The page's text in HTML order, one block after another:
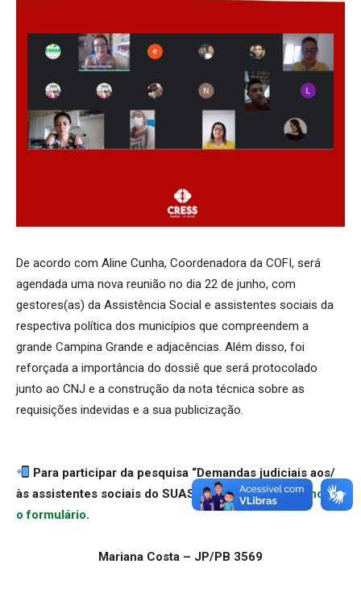
De acordo com Aline Cunha, Coordenadora da COFI, será
agendada uma nova reunião no dia 22 de junho, com
gestores(as) da Assistência Social e assistentes sociais da
respectiva política dos municípios que compreendem a
grande Campina Grande e adjacências. Além disso, foi
reforçada a importância do dossiê que será protocolado
junto ao CNJ e a construção da nota técnica sobre as
requisições indevidas e a sua publicização.
Para participar da pesquisa “Demandas judiciais aos/
às assistentes sociais do SUAS”,clique aqui e preencha
o formulário.
Mariana Costa – JP/PB 3569